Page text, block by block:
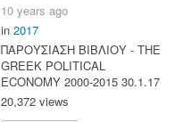
10 years ago
in 2017
ΠΑΡΟΥΣΙΑΣΗ ΒΙΒΛΙΟΥ - ΤΗΕ
GREEK POLITICAL
ECONOMY 2000-2015 30.1.17
20,372 views